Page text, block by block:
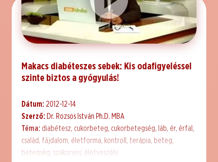
Makacs diabéteszes sebek: Kis odafigyeléssel
szinte biztos a gyógyulás!
Dátum: 2012-12-14
Szerző: Dr. Rozsos István Ph.D. MBA
Téma: diabétesz, cukorbeteg, cukorbetegség, láb, ér, érfal,
család, fájdalom, életforma, kontroll, terápia, beteg,
betegség, szakorvos, életveszély